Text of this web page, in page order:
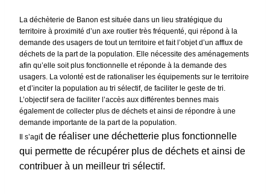
La déchèterie de Banon est située dans un lieu stratégique du
territoire à proximité d’un axe routier très fréquenté, qui répond à la
demande des usagers de tout un territoire et fait l’objet d’un afflux de
déchets de la part de la population. Elle nécessite des aménagements
afin qu’elle soit plus fonctionnelle et réponde à la demande des
usagers. La volonté est de rationaliser les équipements sur le territoire
et d’inciter la population au tri sélectif, de faciliter le geste de tri.
L’objectif sera de faciliter l’accès aux différentes bennes mais
également de collecter plus de déchets et ainsi de répondre à une
demande importante de la part de la population.
Il s’agit de réaliser une déchetterie plus fonctionnelle
qui permette de récupérer plus de déchets et ainsi de
contribuer à un meilleur tri sélectif.